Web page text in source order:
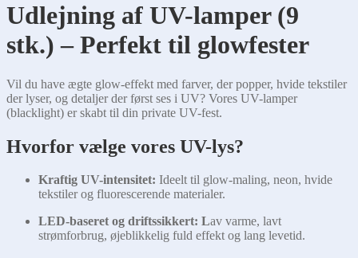
Udlejning af UV-lamper (9
stk.) – Perfekt til glowfester
Vil du have ægte glow-effekt med farver, der popper, hvide tekstiler
der lyser, og detaljer der først ses i UV? Vores UV-lamper
(blacklight) er skabt til din private UV-fest.
Hvorfor vælge vores UV-lys?
Kraftig UV-intensitet: Ideelt til glow-maling, neon, hvide
tekstiler og fluorescerende materialer.
LED-baseret og driftssikkert: Lav varme, lavt
strømforbrug, øjeblikkelig fuld effekt og lang levetid.